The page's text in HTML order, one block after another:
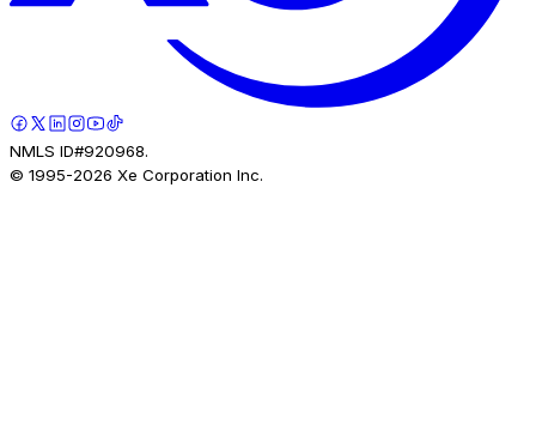
NMLS ID#920968.
© 1995-2026 Xe Corporation Inc.